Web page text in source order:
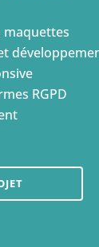
maquettes
RGPD